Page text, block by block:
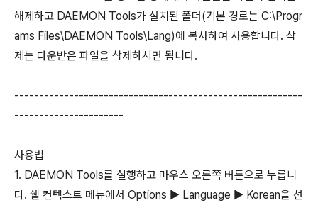
해제하고 DAEMON Tools가 설치된 폴더(기본 경로는 C:\Progr
ams Files\DAEMON Tools\Lang)에 복사하여 사용합니다. 삭
제는 다운받은 파일을 삭제하시면 됩니다.
----------------------------------------------------------
----------------------
사용법
1. DAEMON Tools를 실행하고 마우스 오른쪽 버튼으로 누릅니
다. 쉘 컨텍스트 메뉴에서 Options ▶ Language ▶ Korean을 선